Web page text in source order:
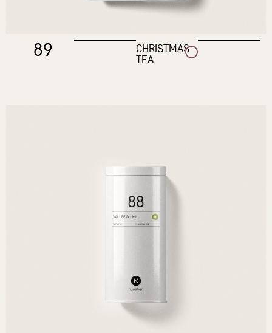
89 CHRISTMAS
TEA